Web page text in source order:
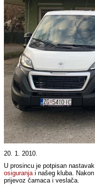
20. 1. 2010.
U prosincu je potpisan
osiguranjai našeg kluba.
prijevoz čamaca i veslača.